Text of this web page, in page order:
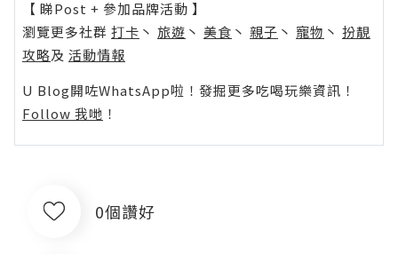
【 睇Post + 參加品牌活動 】
瀏覽更多社群 打卡 丶 旅遊 丶 美食 丶 親子 丶 寵物 丶 扮靚
攻略及 活動情報
U Blog開咗WhatsApp啦！發掘更多吃喝玩樂資訊！
Follow 我哋 ！
0個讚好